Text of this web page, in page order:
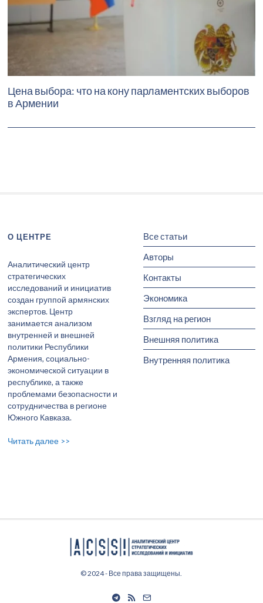
Цена выбора: что на кону парламентских выборов
в Армении
О ЦЕНТРЕ
Аналитический центр
стратегических
исследований и инициатив
создан группой армянских
экспертов. Центр
занимается анализом
внутренней и внешней
политики Республики
Армения, социально-
экономической ситуации в
республике, а также
проблемами безопасности и
сотрудничества в регионе
Южного Кавказа.
Читать далее >>
Все статьи
Авторы
Контакты
Экономика
Взгляд на регион
Внешняя политика
Внутренняя политика
© 2024 - Все права защищены.